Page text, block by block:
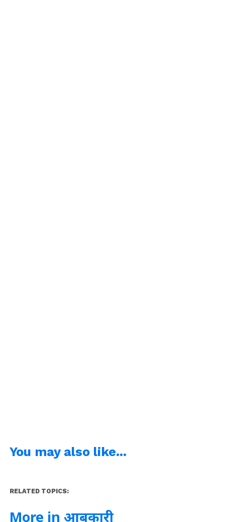
You may also like...
RELATED TOPICS:
More in आबकारी